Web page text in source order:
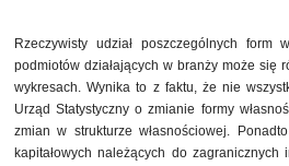
Rzeczywisty udział poszczególnych form
podmiotów działających w branży może się
wykresach. Wynika to z faktu, że nie
Urząd Statystyczny o zmianie formy
zmian w strukturze własnościowej.
kapitałowych należących do